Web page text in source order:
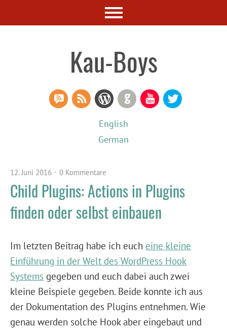
Kau-Boys
YouTube
GitHub
WordPress
RSS Feed
RSS Comments
English
German
12. Juni 2016 0 Kommentare
Child Plugins: Actions in Plugins
finden oder selbst einbauen
Im letzten Beitrag habe ich euch eine kleine
Einführung in der Welt des WordPress Hook
Systems gegeben und euch dabei auch zwei
kleine Beispiele gegeben. Beide konnte ich aus
der Dokumentation des Plugins entnehmen. Wie
genau werden solche Hook aber eingebaut und